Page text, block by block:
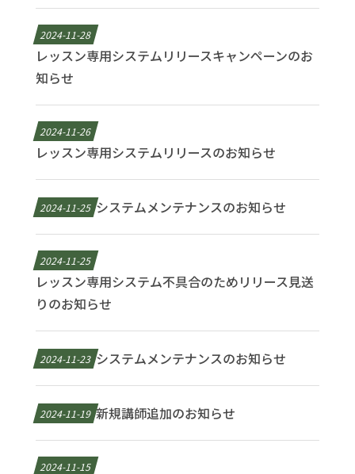
2024-11-28
レッスン専用システムリリースキャンペーンのお
知らせ
2024-11-26
レッスン専用システムリリースのお知らせ
2024-11-25 システムメンテナンスのお知らせ
2024-11-25
レッスン専用システム不具合のためリリース見送
りのお知らせ
2024-11-23 システムメンテナンスのお知らせ
2024-11-19 新規講師追加のお知らせ
2024-11-15